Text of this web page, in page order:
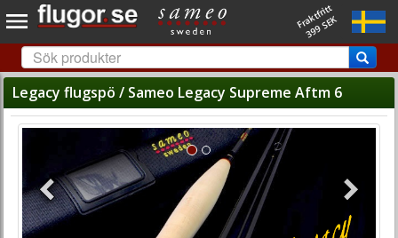
Fraktfritt
399 SEK
Legacy flugspö / Sameo Legacy Supreme Aftm 6